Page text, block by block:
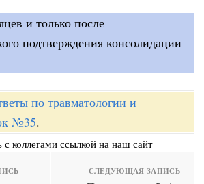
и только после
подтверждения консолидации
по травматологии и
№35.
с коллегами ссылкой на наш сайт
СЛЕДУЮЩАЯ ЗАПИСЬ